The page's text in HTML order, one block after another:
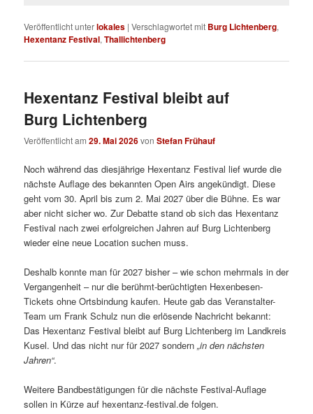
Veröffentlicht unterlokales |Verschlagwortet mit Burg Lichtenberg,
Hexentanz Festival,Thallichtenberg
Hexentanz Festival bleibt auf
Burg Lichtenberg
Veröffentlicht am29. Mai 2026vonStefan Frühauf
Noch während das diesjährige Hexentanz Festival lief wurde die
nächste Auflage des bekannten Open Airs angekündigt. Diese
geht vom 30. April bis zum 2. Mai 2027 über die Bühne. Es war
aber nicht sicher wo. Zur Debatte stand ob sich das Hexentanz
Festival nach zwei erfolgreichen Jahren auf Burg Lichtenberg
wieder eine neue Location suchen muss.
Deshalb konnte man für 2027 bisher – wie schon mehrmals in der
Vergangenheit – nur die berühmt-berüchtigten Hexenbesen-
Tickets ohne Ortsbindung kaufen. Heute gab das Veranstalter-
Team um Frank Schulz nun die erlösende Nachricht bekannt:
Das Hexentanz Festival bleibt auf Burg Lichtenberg im Landkreis
Kusel. Und das nicht nur für 2027 sondern„in den nächsten
Jahren“.
Weitere Bandbestätigungen für die nächste Festival-Auflage
sollen in Kürze auf hexentanz-festival.de folgen.